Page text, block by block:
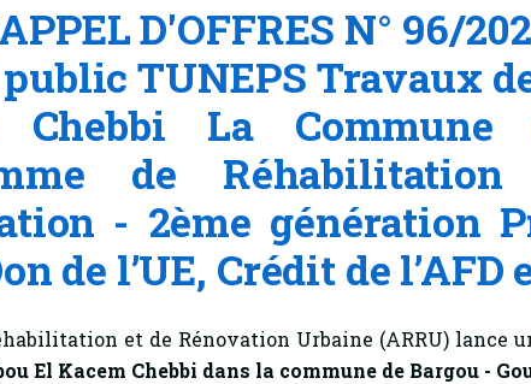
D'OFFRES N° 96/
public TUNEPS Travaux
Chebbi La
de
- 2ème génération
de l’UE, Crédit de
et de Rénovation Urbaine (ARRU) lance
El Kacem Chebbi dans la commune de Bargou -